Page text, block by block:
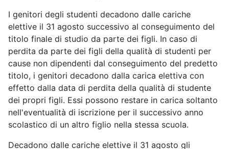
I genitori degli studenti decadono dalle cariche
elettive il 31 agosto successivo al conseguimento del
titolo finale di studio da parte dei figli. In caso di
perdita da parte dei figli della qualità di studenti per
cause non dipendenti dal conseguimento del predetto
titolo, i genitori decadono dalla carica elettiva con
effetto dalla data di perdita della qualità di studente
dei propri figli. Essi possono restare in carica soltanto
nell'eventualità di iscrizione per il successivo anno
scolastico di un altro figlio nella stessa scuola.
Decadono dalle cariche elettive il 31 agosto gli